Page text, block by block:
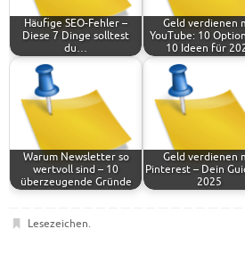
Häufige SEO-Fehler –
Diese 7 Dinge solltest
du…
Geld verdienen
YouTube: 10
10 Ideen für
Warum Newsletter so
wertvoll sind – 10
überzeugende Gründe
Geld verdienen
Pinterest – Dein
2025
Lesezeichen.